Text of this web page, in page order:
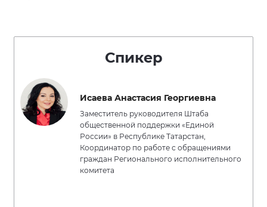
Спикер
Исаева Анастасия Георгиевна
Заместитель руководителя Штаба
общественной поддержки «Единой
России» в Республике Татарстан,
Координатор по работе с обращениями
граждан Регионального исполнительного
комитета